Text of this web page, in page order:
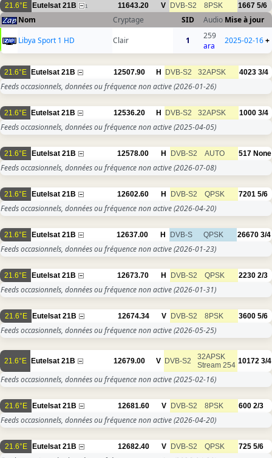
21.6°E Eutelsat 21B 1 11643.20 V DVB-S2 8PSK 1667 5/6
Nom Cryptage SID Audio Mise à jour
Libya Sport 1 HD
Clair 1
259
ara
2025-02-16+
21.6°E Eutelsat 21B 12507.90 H DVB-S2 32APSK 4023 3/4
Feeds occasionnels, données ou fréquence non active(2026-01-26)
21.6°E Eutelsat 21B 12536.20 H DVB-S2 32APSK 1000 3/4
Feeds occasionnels, données ou fréquence non active(2025-04-05)
21.6°E Eutelsat 21B 12578.00 H DVB-S2 AUTO 517 None
Feeds occasionnels, données ou fréquence non active(2026-07-08)
21.6°E Eutelsat 21B 12602.60 H DVB-S2 QPSK 7201 5/6
Feeds occasionnels, données ou fréquence non active(2026-04-20)
21.6°E Eutelsat 21B 12637.00 H DVB-S QPSK 26670 3/4
Feeds occasionnels, données ou fréquence non active(2026-01-23)
21.6°E Eutelsat 21B 12673.70 H DVB-S2 QPSK 2230 2/3
Feeds occasionnels, données ou fréquence non active(2026-01-31)
21.6°E Eutelsat 21B 12674.34 V DVB-S2 8PSK 3600 5/6
Feeds occasionnels, données ou fréquence non active(2026-05-25)
21.6°E Eutelsat 21B 12679.00 V DVB-S2
32APSK
Stream 254 10172 3/4
Feeds occasionnels, données ou fréquence non active(2025-02-16)
21.6°E Eutelsat 21B 12681.60 V DVB-S2 8PSK 600 2/3
Feeds occasionnels, données ou fréquence non active(2026-04-20)
21.6°E Eutelsat 21B 12682.40 V DVB-S2 QPSK 725 5/6